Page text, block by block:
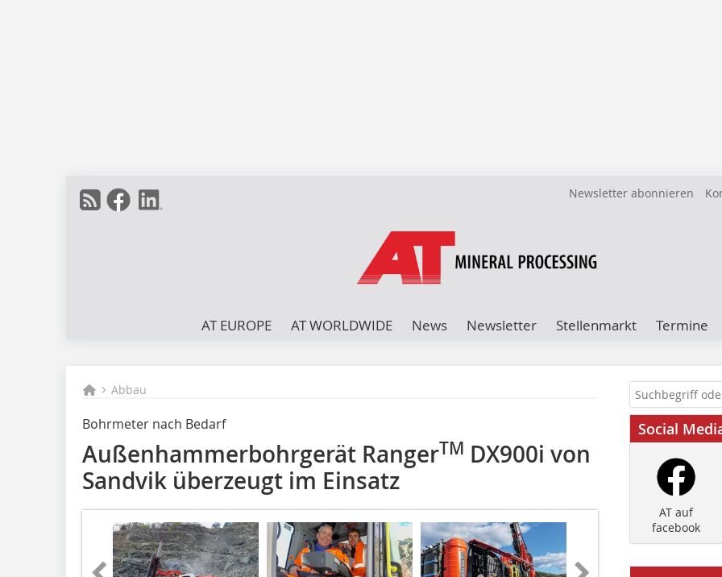
Newsletter abonnieren
AT EUROPE AT WORLDWIDE News Newsletter Stellenmarkt Termine
Abbau
Bohrmeter nach Bedarf
Außenhammerbohrgerät RangerTM DX900i von
Sandvik überzeugt im Einsatz
Social
AT auf
facebook